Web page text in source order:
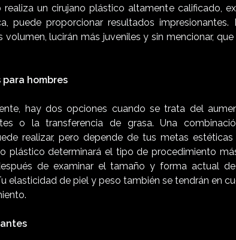
un cirujano plástico altamente calificado,
puede proporcionar resultados impresionantes.
lucirán más juveniles y sin mencionar,
hombres
hay dos opciones cuando se trata del
o la transferencia de grasa. Una
realizar, pero depende de tus metas
plástico determinará el tipo de procedimiento
de examinar el tamaño y forma actual
elasticidad de piel y peso también se tendrán en